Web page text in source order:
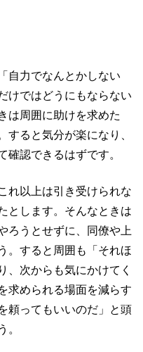
自力でなんとかしない
けではどうにもならない
は周囲に助けを求めた
すると気分が楽になり、
確認できるはずです。
れ以上は引き受けられな
とします。そんなときは
ろうとせずに、同僚や上
。すると周囲も「それほ
、次からも気にかけてく
求められる場面を減らす
頼ってもいいのだ」と頭
。